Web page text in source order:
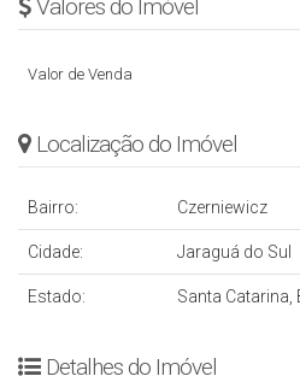
Valores do Imóvel
Valor de Venda
Localização do Imóvel
Bairro: Czerniewicz
Cidade: Jaraguá do Sul
Estado: Santa Catarina,
Detalhes do Imóvel